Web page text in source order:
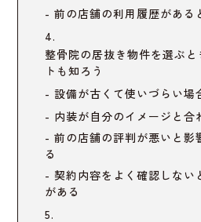
前の店舗の利用履歴がある
整骨院の居抜き物件を選ぶ
トも知ろう
設備が古くて使いづらい場
内装が自分のイメージと合
前の店舗の評判が悪いと影
る
契約内容をよく確認しない
がある